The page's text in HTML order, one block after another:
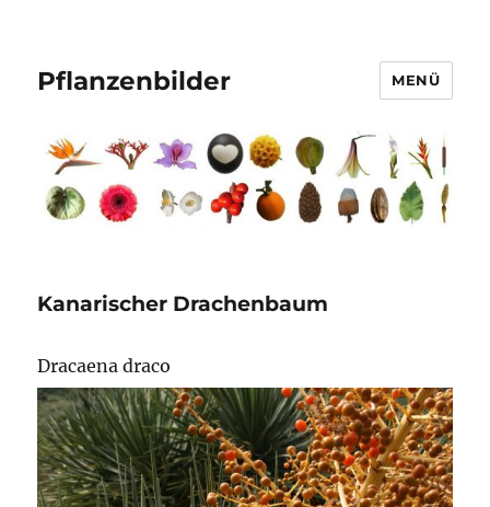
Pflanzenbilder MENÜ
Kanarischer Drachenbaum
Dracaena draco